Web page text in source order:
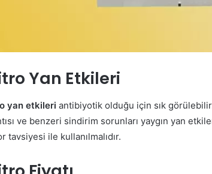
Yan Etkileri
yan etkileri antibiyotik olduğu için sık
ve benzeri sindirim sorunları yaygın yan
tavsiyesi ile kullanılmalıdır.